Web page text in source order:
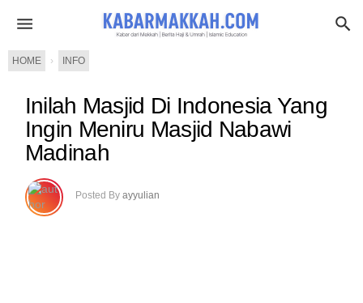
HOME › INFO
Inilah Masjid Di Indonesia Yang
Ingin Meniru Masjid Nabawi
Madinah
Posted By ayyulian